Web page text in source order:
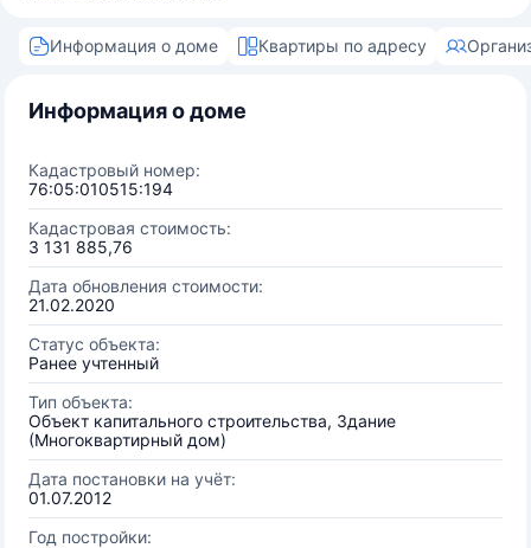
Информация о доме Квартиры по адресу
Информация о доме
Кадастровый номер:
76:05:010515:194
Кадастровая стоимость:
3 131 885,76
Дата обновления стоимости:
21.02.2020
Статус объекта:
Ранее учтенный
Тип объекта:
Объект капитального строительства, Здание
(Многоквартирный дом)
Дата постановки на учёт:
01.07.2012
Год постройки: